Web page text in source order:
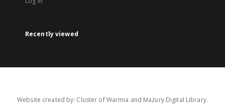
Recently viewed
Website created by: Cluster of Warmia and Mazury Digital Library.